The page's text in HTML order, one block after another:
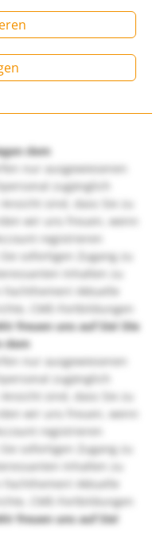
dem
nur ausgewiesenen
zugänglich
sind, dass Sie zu
wir uns freuen, wenn
registrieren
sofortigen Zugang zu
Inhalten zu
Aktuelle
CME-Fortbildungen
freuen uns auf Sie! Die
dem
nur ausgewiesenen
zugänglich
sind, dass Sie zu
wir uns freuen, wenn
registrieren
sofortigen Zugang zu
Inhalten zu
Aktuelle
CME-Fortbildungen
freuen uns auf Sie!